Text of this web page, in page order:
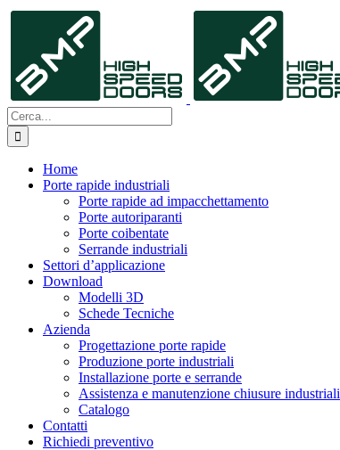
Salta
contenuto
Cerca
per:
Home
Porte rapide industriali
Porte rapide ad impacchettamento
Porte autoriparanti
Porte coibentate
Serrande industriali
Settori d’applicazione
Download
Modelli 3D
Schede Tecniche
Azienda
Progettazione porte rapide
Produzione porte industriali
Installazione porte e serrande
Assistenza e manutenzione chiusure industriali
Catalogo
Contatti
Richiedi preventivo